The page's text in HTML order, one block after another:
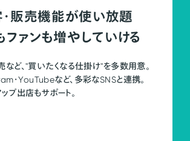
販売機能が使い放題
ファンも増やしていける
など、"買いたくなる仕掛け"を多数用意。
・YouTubeなど、多彩なSNSと連携。
プ出店もサポート。